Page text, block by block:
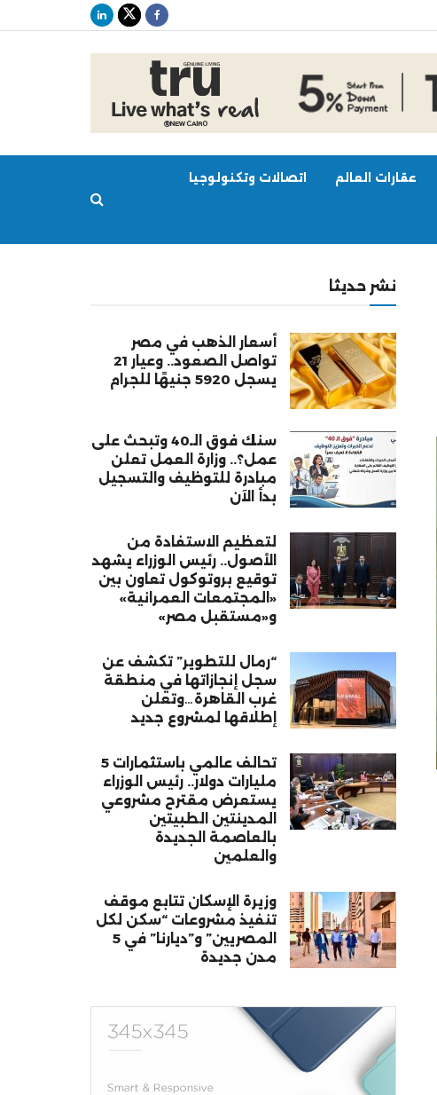
عقارات العالم اتصالات وتكنولوجيا
نشر حديثا
أسعار الذهب في مصر
تواصل الصعود.. وعيار 21
يسجل 5920 جنيهًا للجرام
سنك فوق الـ40 وتبحث على
عمل؟.. وزارة العمل تعلن
مبادرة للتوظيف والتسجيل
بدأ الآن
لتعظيم الاستفادة من
الأصول.. رئيس الوزراء يشهد
توقيع بروتوكول تعاون بين
«المجتمعات العمرانية»
و«مستقبل مصر»
“رمال للتطوير” تكشف عن
سجل إنجازاتها في منطقة
غرب القاهرة…وتعلن
إطلاقها لمشروع جديد
تحالف عالمي باستثمارات 5
مليارات دولار.. رئيس الوزراء
يستعرض مقترح مشروعي
المدينتين الطبيتين
بالعاصمة الجديدة
والعلمين
وزيرة الإسكان تتابع موقف
تنفيذ مشروعات “سكن لكل
المصريين” و”ديارنا” في 5
مدن جديدة